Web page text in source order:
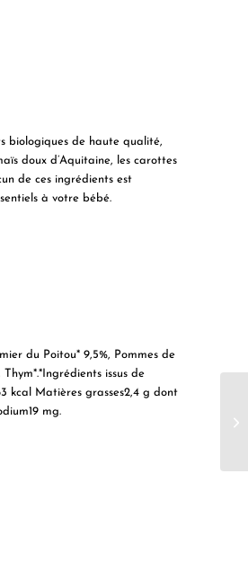
biologiques de haute qualité,
doux d’Aquitaine, les carottes
de ces ingrédients est
à votre bébé.
du Poitou* 9,5%, Pommes de
issus de
kcal Matières grasses2,4 g dont
mg.